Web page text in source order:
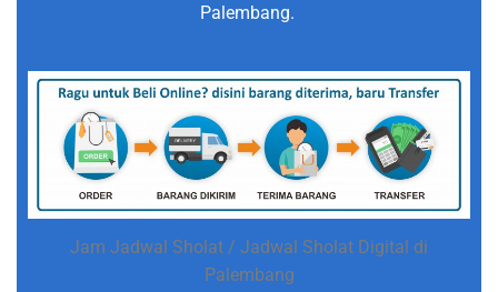
Palembang.
Jam Jadwal Sholat / Jadwal Sholat Digital di
Palembang